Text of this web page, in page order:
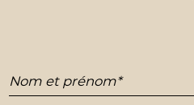
Nom et prénom*